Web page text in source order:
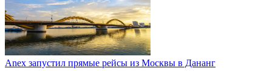
Anex запустил прямые рейсы из Москвы в Дананг